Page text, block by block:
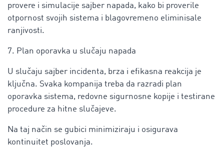
provere i simulacije sajber napada, kako bi proverile
otpornost svojih sistema i blagovremeno eliminisale
ranjivosti.
7. Plan oporavka u slučaju napada
U slučaju sajber incidenta, brza i efikasna reakcija je
ključna. Svaka kompanija treba da razradi plan
oporavka sistema, redovne sigurnosne kopije i testirane
procedure za hitne slučajeve.
Na taj način se gubici minimiziraju i osigurava
kontinuitet poslovanja.